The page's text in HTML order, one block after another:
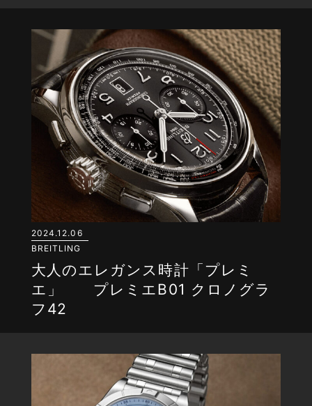
2024.12.06
BREITLING
大人のエレガンス時計「プレミ
エ」 プレミエB01 クロノグラ
フ42